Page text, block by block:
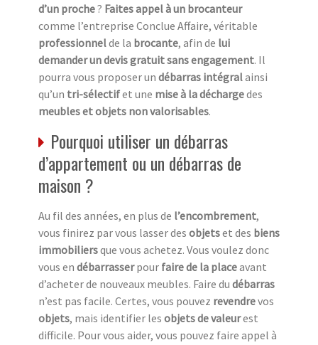
d’un proche? Faites appel à un brocanteur
comme l’entreprise Conclue Affaire, véritable
professionnelde la brocante, afin de lui
demander un devis gratuit sans engagement. Il
pourra vous proposer un débarras intégralainsi
qu’un tri-sélectifet une mise à la déchargedes
meubles et objets non valorisables.
Pourquoi utiliser un débarras
d’appartement ou un débarras de
maison ?
Au fil des années, en plus de l’encombrement,
vous finirez par vous lasser des objetset des biens
immobiliersque vous achetez. Vous voulez donc
vous en débarrasserpour faire de la placeavant
d’acheter de nouveaux meubles. Faire du débarras
n’est pas facile. Certes, vous pouvez revendrevos
objets, mais identifier les objets de valeurest
difficile. Pour vous aider, vous pouvez faire appel à